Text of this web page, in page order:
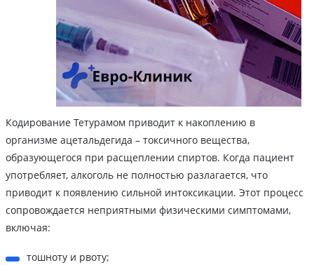
Кодирование Тетурамом приводит к накоплению в
организме ацетальдегида – токсичного вещества,
образующегося при расщеплении спиртов. Когда пациент
употребляет, алкоголь не полностью разлагается, что
приводит к появлению сильной интоксикации. Этот процесс
сопровождается неприятными физическими симптомами,
включая:
тошноту и рвоту;